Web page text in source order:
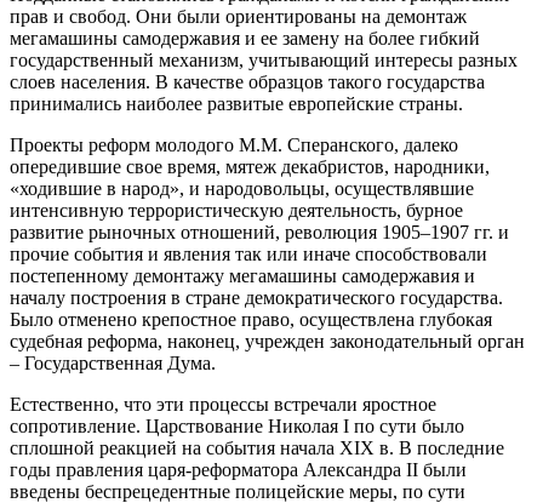
прав и свобод. Они были ориентированы на демонтаж
мегамашины самодержавия и ее замену на более гибкий
государственный механизм, учитывающий интересы разных
слоев населения. В качестве образцов такого государства
принимались наиболее развитые европейские страны.
Проекты реформ молодого М.М. Сперанского, далеко
опередившие свое время, мятеж декабристов, народники,
«ходившие в народ», и народовольцы, осуществлявшие
интенсивную террористическую деятельность, бурное
развитие рыночных отношений, революция 1905–1907 гг. и
прочие события и явления так или иначе способствовали
постепенному демонтажу мегамашины самодержавия и
началу построения в стране демократического государства.
Было отменено крепостное право, осуществлена глубокая
судебная реформа, наконец, учрежден законодательный орган
– Государственная Дума.
Естественно, что эти процессы встречали яростное
сопротивление. Царствование Николая I по сути было
сплошной реакцией на события начала XIX в. В последние
годы правления царя-реформатора Александра II были
введены беспрецедентные полицейские меры, по сути